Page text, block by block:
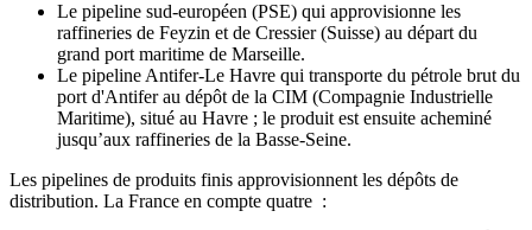
Le pipeline sud-européen (PSE) qui approvisionne les
raffineries de Feyzin et de Cressier (Suisse) au départ du
grand port maritime de Marseille.
Le pipeline Antifer-Le Havre qui transporte du pétrole brut du
port d'Antifer au dépôt de la CIM (Compagnie Industrielle
Maritime), situé au Havre ; le produit est ensuite acheminé
jusqu’aux raffineries de la Basse-Seine.
Les pipelines de produits finis approvisionnent les dépôts de
distribution. La France en compte quatre :